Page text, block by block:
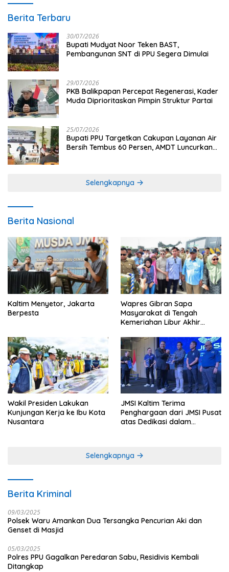
Berita Terbaru
30/07/2026
Bupati Mudyat Noor Teken BAST,
Pembangunan SNT di PPU Segera Dimulai
29/07/2026
PKB Balikpapan Percepat Regenerasi, Kader
Muda Diprioritaskan Pimpin Struktur Partai
25/07/2026
Bupati PPU Targetkan Cakupan Layanan Air
Bersih Tembus 60 Persen, AMDT Luncurkan
Selengkapnya
Berita Nasional
Kaltim Menyetor, Jakarta
Berpesta
Wapres Gibran Sapa
Masyarakat di Tengah
Kemeriahan Libur Akhir
Wakil Presiden Lakukan
Kunjungan Kerja ke Ibu Kota
Nusantara
JMSI Kaltim Terima
Penghargaan dari JMSI Pusat
atas Dedikasi dalam
Selengkapnya
Berita Kriminal
09/03/2025
Polsek Waru Amankan Dua Tersangka Pencurian Aki dan
Genset di Masjid
05/03/2025
Polres PPU Gagalkan Peredaran Sabu, Residivis Kembali
Ditangkap